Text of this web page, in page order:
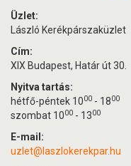
Üzlet:
László Kerékpárszaküzlet
Cím:
XIX Budapest, Határ út 30.
Nyitva tartás:
hétfő-péntek 1000 - 1800
szombat 1000 - 1300
E-mail:
uzlet@laszlokerekpar.hu